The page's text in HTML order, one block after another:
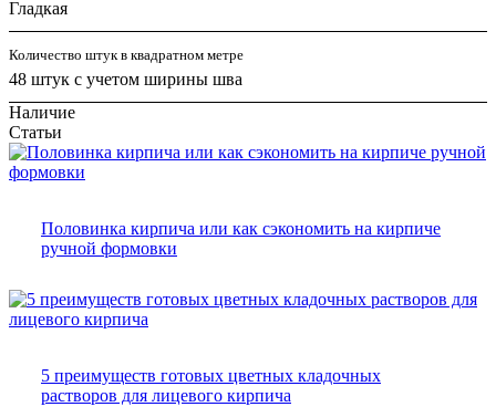
Гладкая
Количество штук в квадратном метре
48 штук с учетом ширины шва
Наличие
Статьи
Половинка кирпича или как сэкономить на кирпиче
ручной формовки
5 преимуществ готовых цветных кладочных
растворов для лицевого кирпича